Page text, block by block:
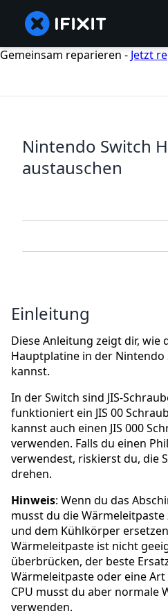
Gemeinsam reparieren - Jetzt
Nintendo Switch
austauschen
Einleitung
Diese Anleitung zeigt dir, wie
Hauptplatine in der Nintendo
kannst.
In der Switch sind JIS-
funktioniert ein JIS 00
kannst auch einen JIS 000
verwenden. Falls du einen
verwendest, riskierst du, die
drehen.
Hinweis: Wenn du das
musst du die
und dem Kühlkörper
Wärmeleitpaste ist nicht
überbrücken, der beste
Wärmeleitpaste oder eine
CPU musst du aber normale
verwenden.